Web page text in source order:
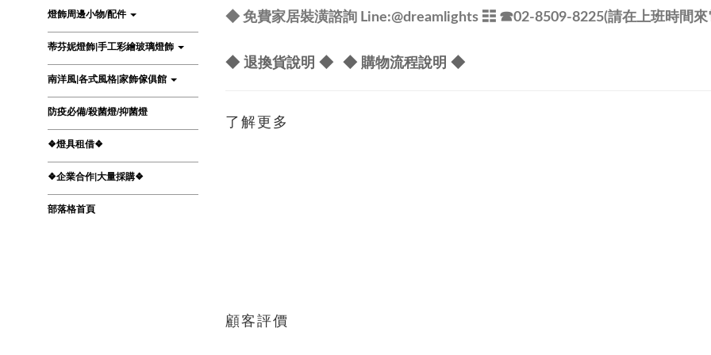
燈飾周邊小物/配件
蒂芬妮燈飾|手工彩繪玻璃燈飾
南洋風|各式風格|家飾傢俱館
防疫必備/殺菌燈/抑菌燈
❖燈具租借❖
❖企業合作|大量採購❖
部落格首頁
◆ 免費家居裝潢諮詢 Line:@dreamlights ☷ ☎02-8509-8225(請在上班時間
◆ 退換貨說明 ◆ ◆ 購物流程說明 ◆
了解更多
顧客評價